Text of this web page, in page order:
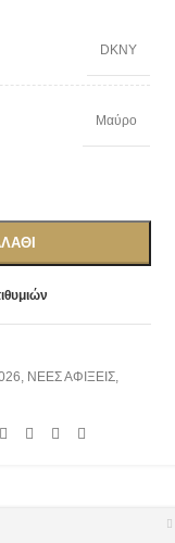
DKNY
Μαύρο
, ΝΕΕΣ ΑΦΙΞΕΙΣ,